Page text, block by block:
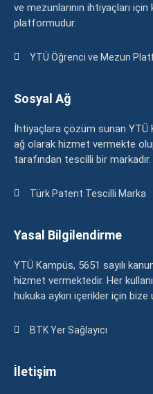
ve mezunlarının ihtiyaçları
platformudur.
YTÜ Öğrenci ve Mezun
Sosyal Ağ
İhtiyaçlara çözüm sunan YTÜ
ağ olarak hizmet vermekte
tarafından tescilli bir markadır.
Türk Patent Tescilli Marka
Yasal Bilgilendirme
YTÜ Kampüs, 5651 sayılı
hizmet vermektedir. Her
hukuka aykırı içerikler için
BTK Yer Sağlayıcı
İletişim